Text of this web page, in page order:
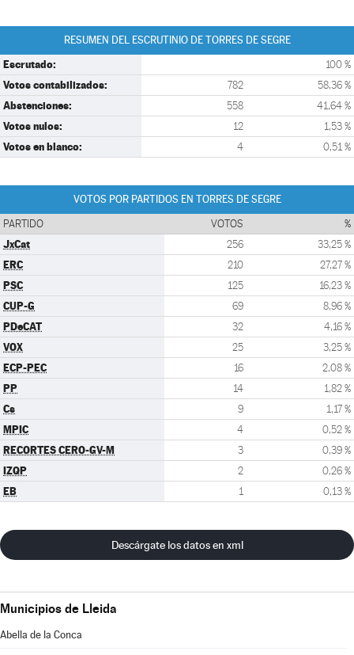
RESUMEN DEL ESCRUTINIO DE TORRES DE SEGRE
Escrutado: 100 %
Votos contabilizados: 782 58,36 %
Abstenciones: 558 41,64 %
Votos nulos: 12 1,53 %
Votos en blanco: 4 0,51 %
VOTOS POR PARTIDOS EN TORRES DE SEGRE
PARTIDO VOTOS %
JxCat 256 33,25 %
ERC 210 27,27 %
PSC 125 16,23 %
CUP-G 69 8,96 %
PDeCAT 32 4,16 %
VOX 25 3,25 %
ECP-PEC 16 2,08 %
PP 14 1,82 %
Cs 9 1,17 %
MPIC 4 0,52 %
RECORTES CERO-GV-M 3 0,39 %
IZQP 2 0,26 %
EB 1 0,13 %
Descárgate los datos en xml
Municipios de Lleida
Abella de la Conca